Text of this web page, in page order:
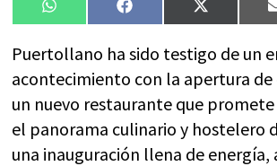
Compartir
en
WhatsAppCompartir
en
Facebook
en
X
(Twitter)
Puertollano ha sido testigo de un
acontecimiento con la apertura de
un nuevo restaurante que
el panorama culinario y hostelero
una inauguración llena de energía,